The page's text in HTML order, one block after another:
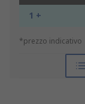
1 +
*prezzo indicativo